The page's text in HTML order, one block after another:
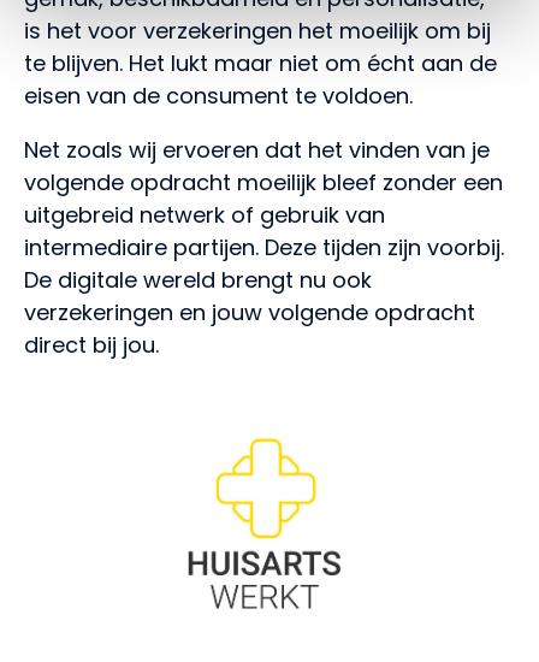
is het voor verzekeringen het moeilijk om bij
te blijven. Het lukt maar niet om écht aan de
eisen van de consument te voldoen.
Net zoals wij ervoeren dat het vinden van je
volgende opdracht moeilijk bleef zonder een
uitgebreid netwerk of gebruik van
intermediaire partijen. Deze tijden zijn voorbij.
De digitale wereld brengt nu ook
verzekeringen en jouw volgende opdracht
direct bij jou.